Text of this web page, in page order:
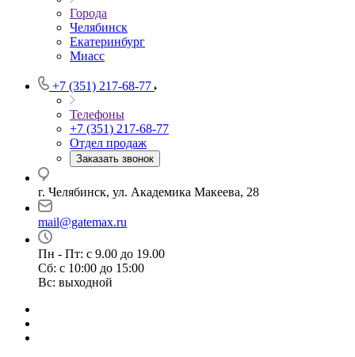
Города
Челябинск
Екатеринбург
Миасс
+7 (351) 217-68-77
Телефоны
+7 (351) 217-68-77
Отдел продаж
Заказать звонок
г. Челябинск, ул. Академика Макеева, 28
mail@gatemax.ru
Пн - Пт: с 9.00 до 19.00
Сб: с 10:00 до 15:00
Вс: выходной